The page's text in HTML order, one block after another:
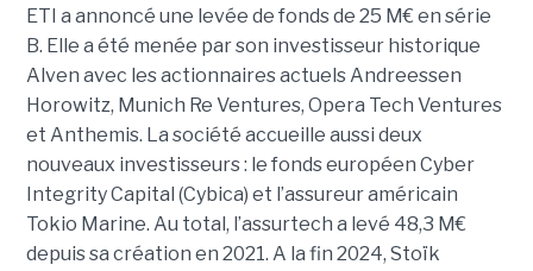
ETI a annoncé une levée de fonds de 25 M€ en série
B. Elle a été menée par son investisseur historique
Alven avec les actionnaires actuels Andreessen
Horowitz, Munich Re Ventures, Opera Tech Ventures
et Anthemis. La société accueille aussi deux
nouveaux investisseurs : le fonds européen Cyber
Integrity Capital (Cybica) et l’assureur américain
Tokio Marine. Au total, l’assurtech a levé 48,3 M€
depuis sa création en 2021. A la fin 2024, Stoïk